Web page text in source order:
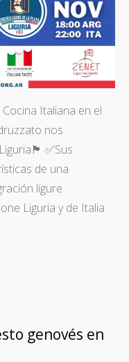
Italiana en el
nos
✅Sus
de una
lígure
Liguria y de Italia
genovés en